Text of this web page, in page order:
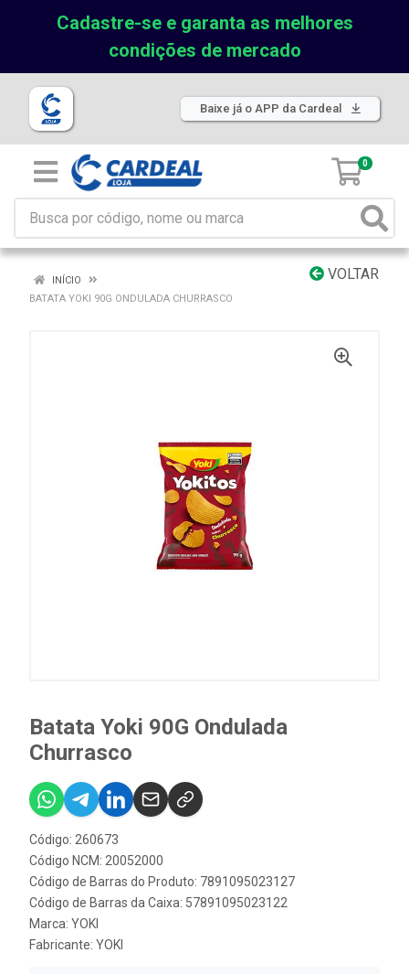
Cadastre-se e garanta as melhores
condições de mercado
Baixe já o APP da Cardeal
0
VOLTAR
INÍCIO
BATATA YOKI 90G ONDULADA CHURRASCO
Batata Yoki 90G Ondulada
Churrasco
Código: 260673
Código NCM: 20052000
Código de Barras do Produto: 7891095023127
Código de Barras da Caixa: 57891095023122
Marca: YOKI
Fabricante: YOKI